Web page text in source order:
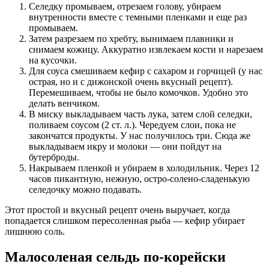
Селедку промываем, отрезаем голову, убираем
внутренности вместе с темными пленками и еще раз
промываем.
Затем разрезаем по хребту, вынимаем плавники и
снимаем кожицу. Аккуратно извлекаем кости и нарезаем
на кусочки.
Для соуса смешиваем кефир с сахаром и горчицей (у нас
острая, но и с дижонской очень вкусный рецепт).
Перемешиваем, чтобы не было комочков. Удобно это
делать венчиком.
В миску выкладываем часть лука, затем слой селедки,
поливаем соусом (2 ст. л.). Чередуем слои, пока не
закончатся продукты. У нас получилось три. Сюда же
выкладываем икру и молоки — они пойдут на
бутерброды.
Накрываем пленкой и убираем в холодильник. Через 12
часов пикантную, нежную, остро-солено-сладенькую
селедочку можно подавать.
Этот простой и вкусный рецепт очень выручает, когда
попадается слишком пересоленная рыба — кефир убирает
лишнюю соль.
Малосоленая сельдь по-корейски